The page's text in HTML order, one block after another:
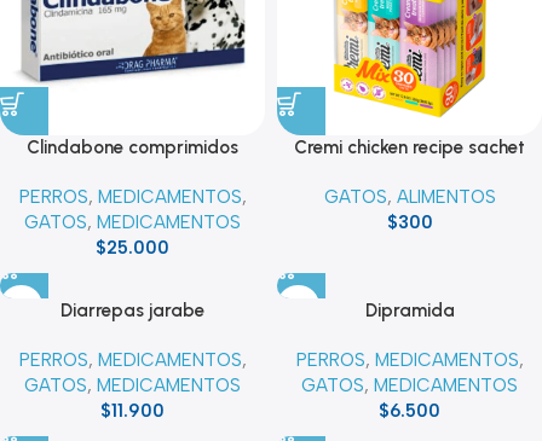
Clindabone comprimidos
PERROS, MEDICAMENTOS,
GATOS, MEDICAMENTOS
$25.000
Cremi chicken recipe sachet
GATOS, ALIMENTOS
$300
Diarrepas jarabe
PERROS, MEDICAMENTOS,
GATOS, MEDICAMENTOS
$11.900
Dipramida
PERROS, MEDICAMENTOS,
GATOS, MEDICAMENTOS
$6.500